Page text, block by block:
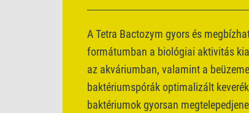
A Tetra Bactozym gyors és
formátumban a biológiai aktivitás
az akváriumban, valamint a
baktériumspórák optimalizált
baktériumok gyorsan